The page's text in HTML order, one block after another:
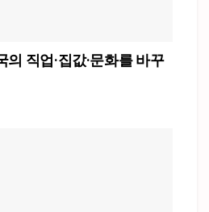
의 직업·집값·문화를 바꾸